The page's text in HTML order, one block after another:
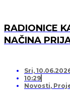
RADIONICE
NAČINA
Sri,
10:29
Novosti,